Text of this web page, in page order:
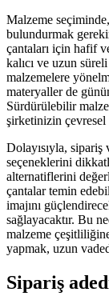
Malzeme
bulundurmak
çantaları için hafif
kalıcı ve uzun
malzemelere
materyaller de
Sürdürülebilir
şirketinizin çevresel
Dolayısıyla,
seçeneklerini
alternatiflerini
çantalar temin
imajını
sağlayacaktır. Bu
malzeme
yapmak, uzun
Sipariş